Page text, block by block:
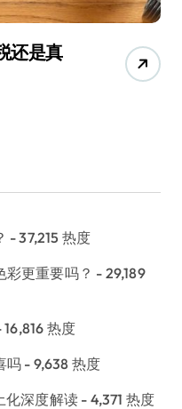
还是真
- 37,215 热度
更重要吗？ - 29,189
16,816 热度
吗 - 9,638 热度
化深度解读 - 4,371 热度